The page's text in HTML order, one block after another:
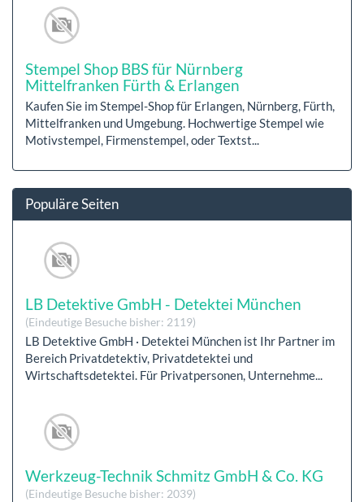
Stempel Shop BBS für Nürnberg
Mittelfranken Fürth & Erlangen
Kaufen Sie im Stempel-Shop für Erlangen, Nürnberg, Fürth,
Mittelfranken und Umgebung. Hochwertige Stempel wie
Motivstempel, Firmenstempel, oder Textst...
Populäre Seiten
LB Detektive GmbH - Detektei München
(Eindeutige Besuche bisher: 2119)
LB Detektive GmbH · Detektei München ist Ihr Partner im
Bereich Privatdetektiv, Privatdetektei und
Wirtschaftsdetektei. Für Privatpersonen, Unternehme...
Werkzeug-Technik Schmitz GmbH & Co. KG
(Eindeutige Besuche bisher: 2039)